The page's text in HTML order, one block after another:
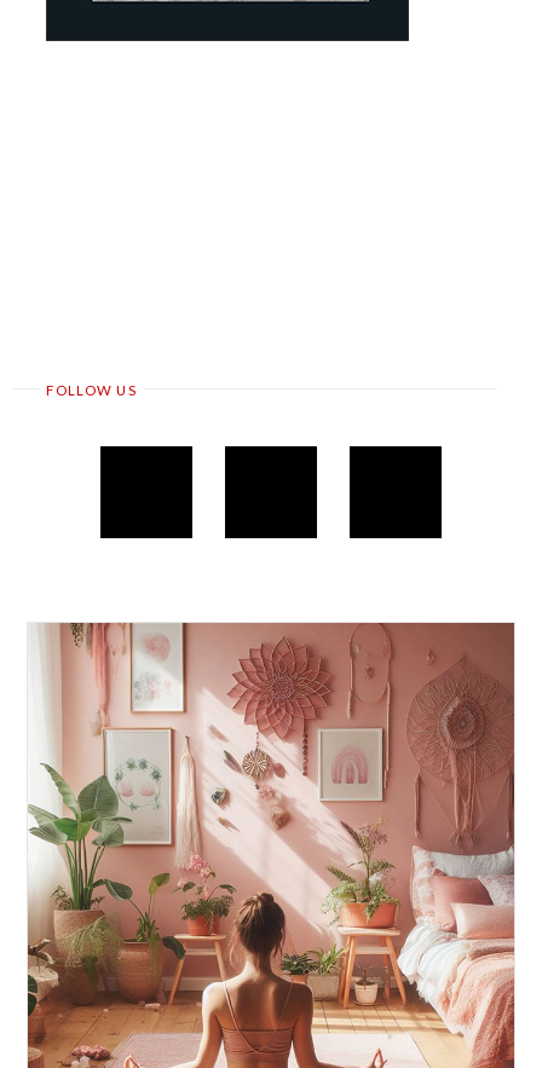
FOLLOW US